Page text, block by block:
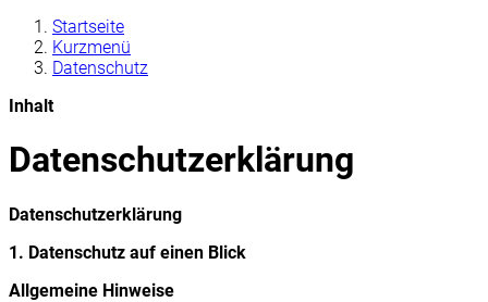
Startseite
Kurzmenü
Datenschutz
Inhalt
Datenschutzerklärung
Datenschutz­erklärung
1. Datenschutz auf einen Blick
Allgemeine Hinweise